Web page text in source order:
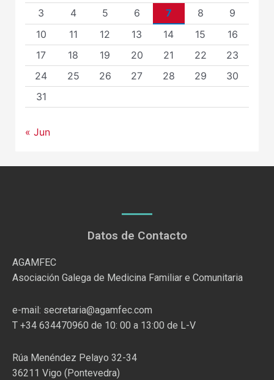
3
4 5 6 7 8
9
10
11 12 13 14 15
16
17
18 19 20 21 22
23
24
25 26 27 28 29
30
31
« Jun
Datos de Contacto
AGAMFEC
Asociación Galega de Medicina Familiar e Comunitaria
e-mail: secretaria@agamfec.com
T +34 634470960 de 10: 00 a 13:00 de L-V
Rúa Menéndez Pelayo 32-34
36211 Vigo (Pontevedra)